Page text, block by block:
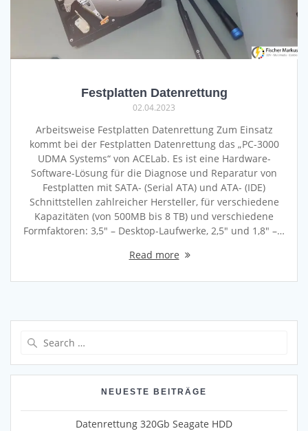
Festplatten Datenrettung
02.04.2023
Arbeitsweise Festplatten Datenrettung Zum Einsatz
kommt bei der Festplatten Datenrettung das „PC-3000
UDMA Systems“ von ACELab. Es ist eine Hardware-
Software-Lösung für die Diagnose und Reparatur von
Festplatten mit SATA- (Serial ATA) und ATA- (IDE)
Schnittstellen zahlreicher Hersteller, für verschiedene
Kapazitäten (von 500MB bis 8 TB) und verschiedene
Formfaktoren: 3,5″ – Desktop-Laufwerke, 2,5″ und 1,8″ –…
Read more
NEUESTE BEITRÄGE
Datenrettung 320Gb Seagate HDD